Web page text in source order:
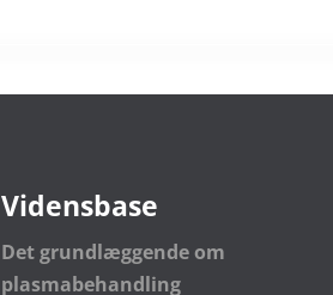
Vidensbase
Det grundlæggende om
plasmabehandling